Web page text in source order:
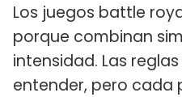
Los juegos battle
porque combinan
intensidad. Las
entender, pero cada